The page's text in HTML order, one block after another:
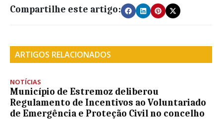
Compartilhe este artigo:
ARTIGOS RELACIONADOS
NOTÍCIAS
Município de Estremoz deliberou
Regulamento de Incentivos ao Voluntariado
de Emergência e Proteção Civil no concelho